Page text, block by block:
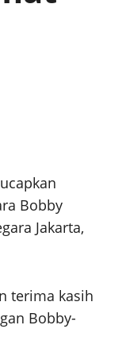
Bobby
Jakarta,
terima kasih
Bobby-